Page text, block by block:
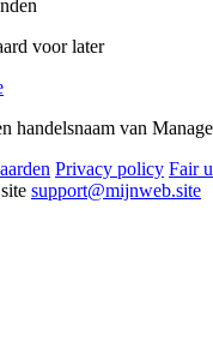
voor later
handelsnaam van
Privacy policy Fair
support@mijnweb.site